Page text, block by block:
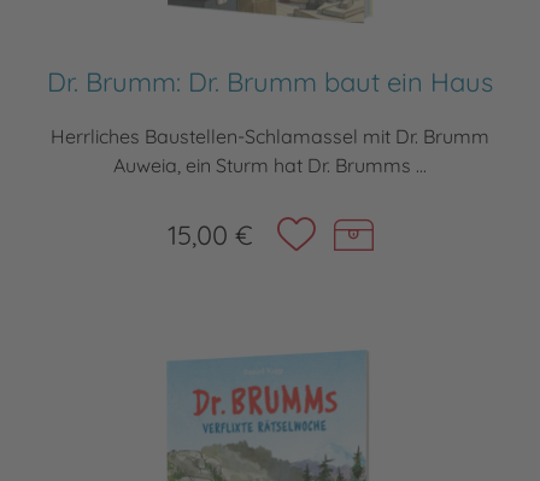
Dr. Brumm: Dr. Brumm baut ein Haus
Herrliches Baustellen-Schlamassel mit Dr. Brumm
Auweia, ein Sturm hat Dr. Brumms ...
15,00 €